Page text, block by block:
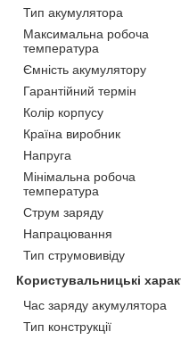
Тип акумулятора
Максимальна робоча
температура
Ємність акумулятору
Гарантійний термін
Колір корпусу
Країна виробник
Напруга
Мінімальна робоча
температура
Струм заряду
Напрацювання
Тип струмовивіду
Користувальницькі
Час заряду акумулятора
Тип конструкції